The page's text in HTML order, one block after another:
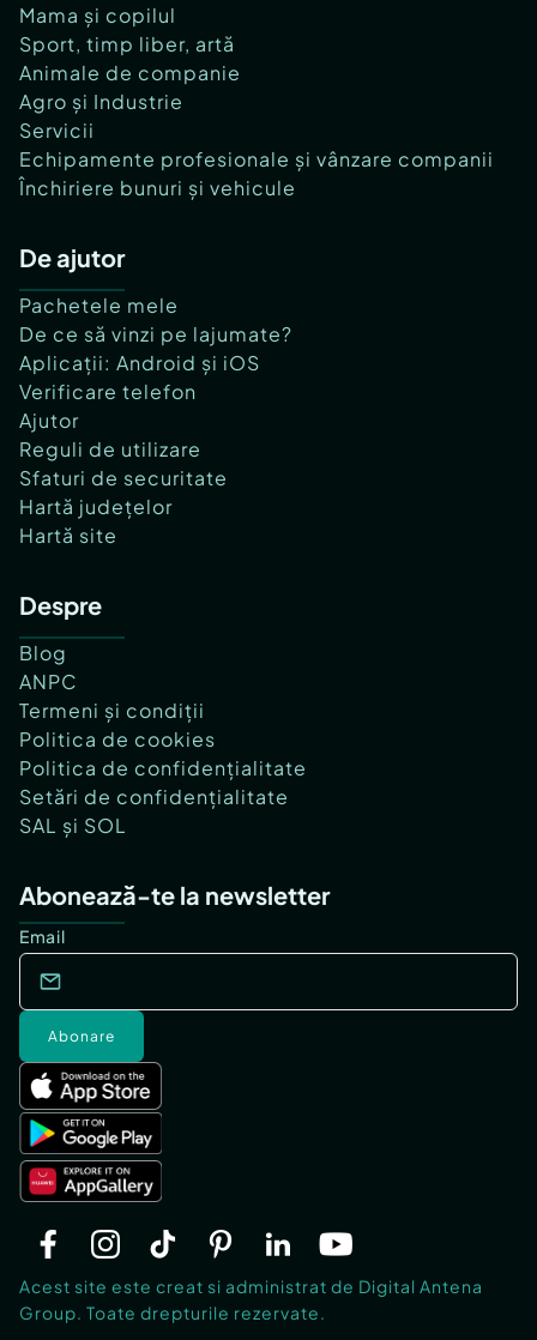
Mama și copilul
Sport, timp liber, artă
Animale de companie
Agro și Industrie
Servicii
Echipamente profesionale și vânzare companii
Închiriere bunuri și vehicule
De ajutor
Pachetele mele
De ce să vinzi pe lajumate?
Aplicații: Android și iOS
Verificare telefon
Ajutor
Reguli de utilizare
Sfaturi de securitate
Hartă județelor
Hartă site
Despre
Blog
ANPC
Termeni și condiții
Politica de cookies
Politica de confidențialitate
Setări de confidențialitate
SAL și SOL
Abonează-te la newsletter
Email
Abonare
Acest site este creat si administrat de Digital Antena
Group. Toate drepturile rezervate.